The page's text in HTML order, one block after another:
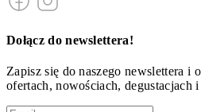
Dołącz do newslettera!
Zapisz się do naszego newslettera i
ofertach, nowościach, degustacjach